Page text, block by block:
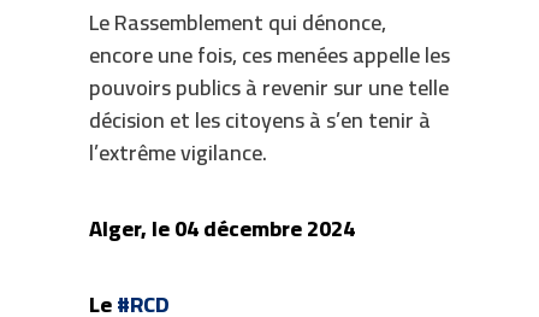
Le Rassemblement qui dénonce,
encore une fois, ces menées appelle les
pouvoirs publics à revenir sur une telle
décision et les citoyens à s’en tenir à
l’extrême vigilance.
Alger, le 04 décembre 2024
Le#RCD